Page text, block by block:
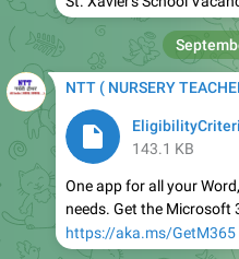
NTT ( NURSERY
One app for all your
needs. Get the Microsoft
https://aka.ms/GetM365